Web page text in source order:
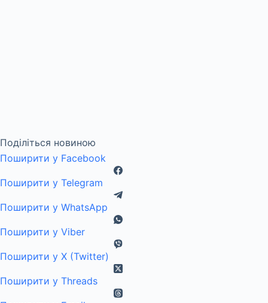
Поділіться новиною
Поширити у Facebook
Поширити у Telegram
Поширити у WhatsApp
Поширити у Viber
Поширити у X (Twitter)
Поширити у Threads